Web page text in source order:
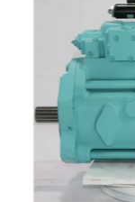
CHÚNG
TIN